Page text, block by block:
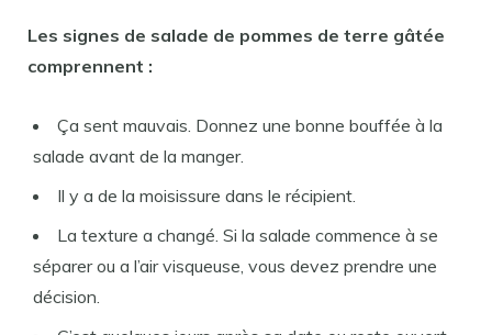
Les signes de salade de pommes de terre gâtée
comprennent :
Ça sent mauvais. Donnez une bonne bouffée à la
salade avant de la manger.
Il y a de la moisissure dans le récipient.
La texture a changé. Si la salade commence à se
séparer ou a l’air visqueuse, vous devez prendre une
décision.